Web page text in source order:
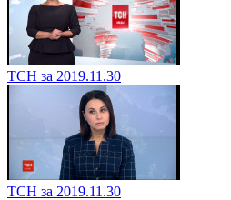
ТСН за 2019.11.30
ТСН за 2019.11.30